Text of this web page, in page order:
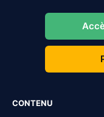
CONTENU